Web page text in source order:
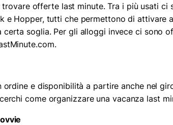
offerte last minute. Tra i più usati ci
e Hopper, tutti che permettono di attivare
certa soglia. Per gli alloggi invece ci sono
e disponibilità a partire anche nel
come organizzare una vacanza last